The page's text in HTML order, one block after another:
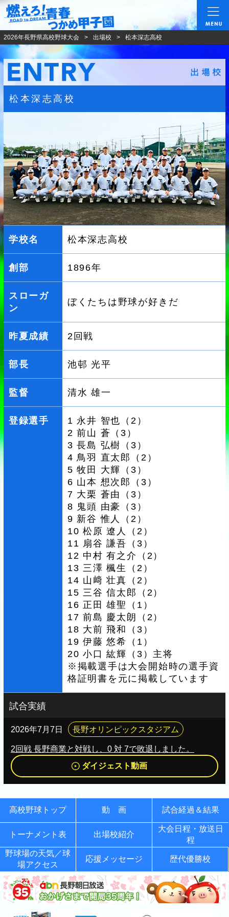
燃えろ!青春 つかめ
2026年長野県高校野球大会 出場校 松本深志高校
松本深志高校
学校名 松本深志高校
創部 1896年
スローガ
ン
ぼくたちは野球が好きだ
昨夏成績 2回戦
部長 池邨 光平
監督 清水 雄一
登録選手
1 永井 智也（2）
2 前山 蒼（3）
3 長島 弘樹（3）
4 鳥羽 直太郎（2）
5 牧田 大輝（3）
6 山本 想次郎（3）
7 大栗 蒼由（3）
8 鬼頭 由豪（3）
9 新谷 惟人（2）
10 松原 遼人（2）
11 扇谷 謙吾（3）
12 中村 有之介（2）
13 三澤 楓生（2）
14 山﨑 壮真（2）
15 三谷 信太郎（2）
16 正田 雄聖（1）
17 前島 慶太朗（2）
18 大前 飛和（3）
19 伊藤 悠希（1）
20 小口 紘輝（3）主将
※掲載選手は大会開始時の選手資
格証明書を元に掲載しています
試合実績
2026年7月7日 長野オリンピックスタジアム
2回戦 長野商業と対戦し、0 対 7で敗退しました。
ダイジェスト動画
高校野球トップ 動 画 試合経過＆結果
トーナメント表 出場校紹介
大会日程・放送日
程
野球場の天気／球
場アクセス
応援メッセージ 歴代優勝校